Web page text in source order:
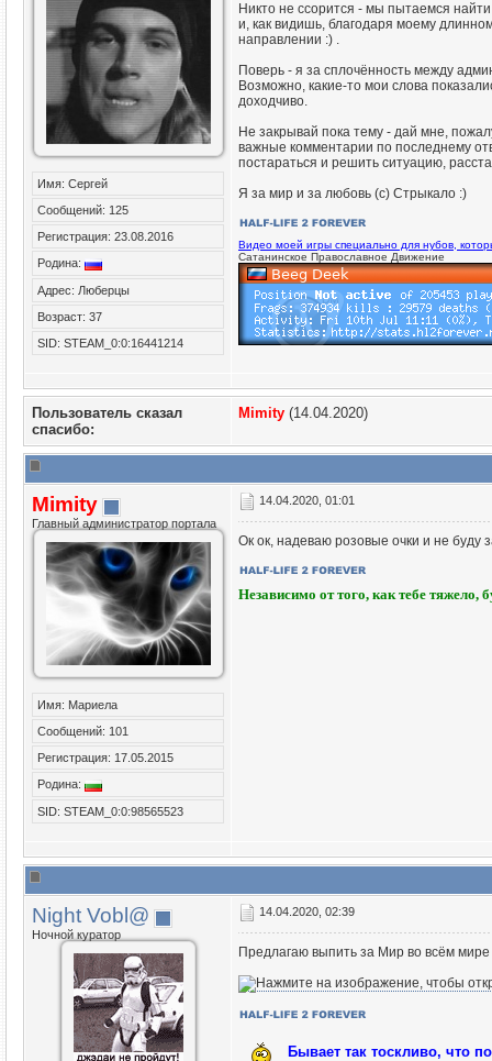
Имя: Сергей
Сообщений: 125
Регистрация: 23.08.2016
Родина:
Адрес: Люберцы
Возраст: 37
SID: STEAM_0:0:16441214
Никто не ссорится - мы пытаемся
и, как видишь, благодаря моему
направлении :) .
Поверь - я за сплочённость между
Возможно, какие-то мои слова
доходчиво.
Не закрывай пока тему - дай мне,
важные комментарии по последнему
постараться и решить ситуацию,
Я за мир и за любовь (с) Стрыкало :)
Видео моей игры специально для нубов,
Сатанинское Православное Движение
Пользователь сказал
cпасибо:
Mimity (14.04.2020)
Mimity
Главный администратор портала
Имя: Мариела
Сообщений: 101
Регистрация: 17.05.2015
Родина:
SID: STEAM_0:0:98565523
14.04.2020, 01:01
Ок ок, надеваю розовые очки и не буду
Независимо от того, как тебе тяжело,
Night Vobl@
Ночной куратор
14.04.2020, 02:39
Предлагаю выпить за Мир во всём мире
Бывает так тоскливо, что